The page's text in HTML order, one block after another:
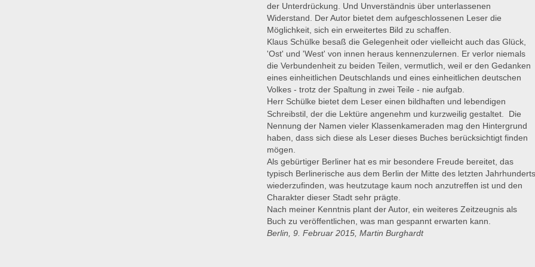
der Unterdrückung. Und Unverständnis über unterlassenen
Widerstand. Der Autor bietet dem aufgeschlossenen Leser die
Möglichkeit, sich ein erweitertes Bild zu schaffen.
Klaus Schülke besaß die Gelegenheit oder vielleicht auch das Glück,
'Ost' und 'West' von innen heraus kennenzulernen. Er verlor niemals
die Verbundenheit zu beiden Teilen, vermutlich, weil er den Gedanken
eines einheitlichen Deutschlands und eines einheitlichen deutschen
Volkes - trotz der Spaltung in zwei Teile - nie aufgab.
Herr Schülke bietet dem Leser einen bildhaften und lebendigen
Schreibstil, der die Lektüre angenehm und kurzweilig gestaltet.
Die
Nennung der Namen vieler Klassenkameraden mag den Hintergrund
haben, dass sich diese als Leser dieses Buches berücksichtigt finden
mögen.
Als gebürtiger Berliner hat es mir besondere Freude bereitet, das
typisch Berlinerische aus dem Berlin der Mitte des letzten Jahrhunderts
wiederzufinden, was heutzutage kaum noch anzutreffen ist und den
Charakter dieser Stadt sehr prägte.
Nach meiner Kenntnis plant der Autor, ein weiteres Zeitzeugnis als
Buch zu veröffentlichen, was man gespannt erwarten kann.
Berlin, 9. Februar 2015, Martin Burghardt